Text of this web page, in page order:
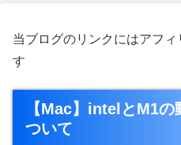
当ブログのリンクにはアフ
す
【Mac】intelとM1
ついて